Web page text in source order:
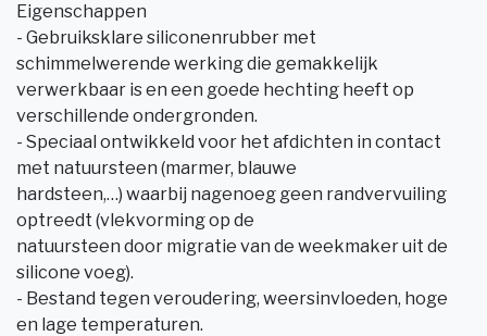
Eigenschappen
- Gebruiksklare siliconenrubber met
schimmelwerende werking die gemakkelijk
verwerkbaar is en een goede hechting heeft op
verschillende ondergronden.
- Speciaal ontwikkeld voor het afdichten in contact
met natuursteen (marmer, blauwe
hardsteen,…) waarbij nagenoeg geen randvervuiling
optreedt (vlekvorming op de
natuursteen door migratie van de weekmaker uit de
silicone voeg).
- Bestand tegen veroudering, weersinvloeden, hoge
en lage temperaturen.